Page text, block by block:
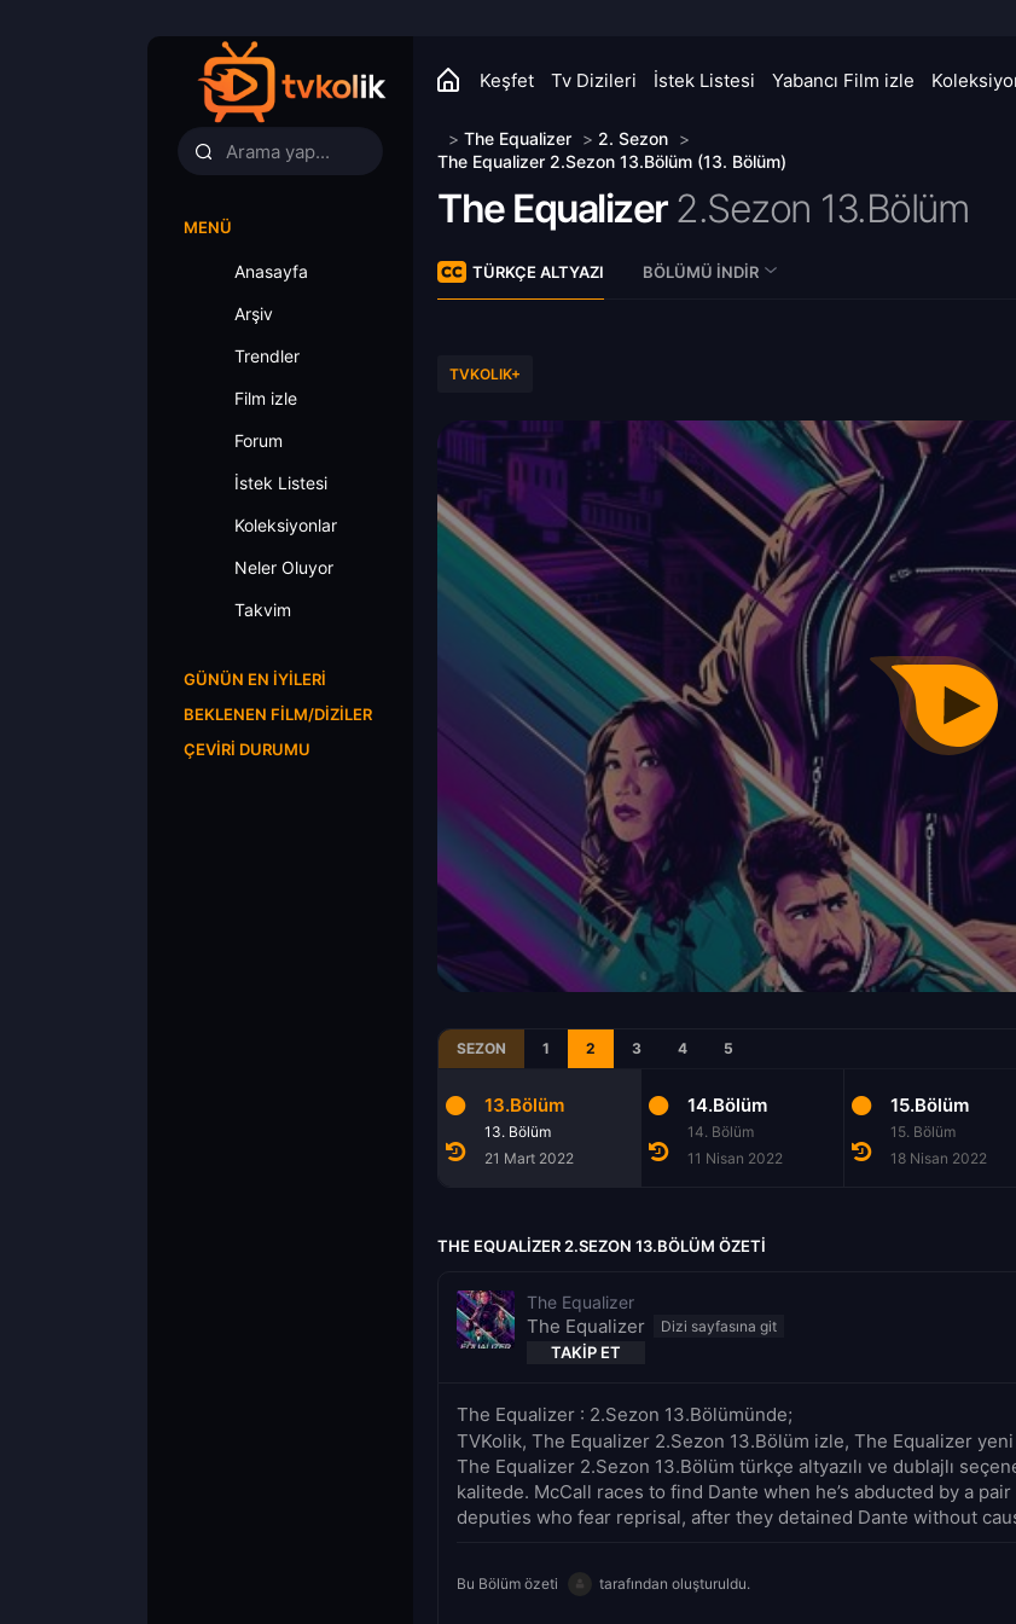
Keşfet Tv Dizileri İstek Listesi Yabancı Film izle
MENÜ
Anasayfa
Arşiv
Trendler
Film izle
Forum
İstek Listesi
Koleksiyonlar
Neler Oluyor
Takvim
GÜNÜN EN İYILERI
BEKLENEN FILM/DIZILER
ÇEVIRI DURUMU
> The Equalizer > 2. Sezon >
The Equalizer 2.Sezon 13.Bölüm (13. Bölüm)
The Equalizer 2.Sezon 13.Bölüm
TÜRKÇE ALTYAZI BÖLÜMÜ İNDIR
TVKOLIK+
SEZON 1 2 3 4 5
13.Bölüm
13. Bölüm
21 Mart 2022
14.Bölüm
14. Bölüm
11 Nisan 2022
15.Bölüm
15. Bölüm
18 Nisan 2022
THE EQUALIZER 2.SEZON 13.BÖLÜM ÖZETI
The Equalizer
The Equalizer
TAKIP ET
The Equalizer : 2.Sezon 13.Bölümünde;
TVKolik, The Equalizer 2.Sezon 13.Bölüm izle, The Equalizer
The Equalizer 2.Sezon 13.Bölüm türkçe altyazılı ve dublajlı
kalitede. McCall races to find Dante when he’s abducted by a
deputies who fear reprisal, after they detained Dante without
Bu Bölüm özeti tarafından oluşturuldu.